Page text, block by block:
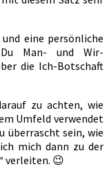
eine persönliche
Man- und Wir-
die Ich-Botschaft
zu achten, wie
Umfeld verwendet
überrascht sein, wie
mich dann zu der
verleiten. 😉